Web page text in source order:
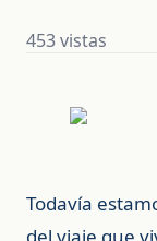
453 vistas
Todavía
del viaje que